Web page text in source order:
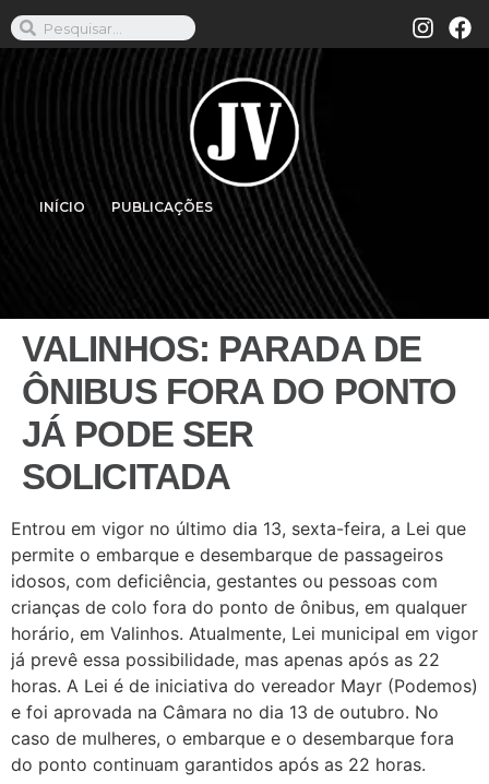
INÍCIO PUBLICAÇÕES
VALINHOS: PARADA DE
ÔNIBUS FORA DO PONTO
JÁ PODE SER
SOLICITADA
Entrou em vigor no último dia 13, sexta-feira, a Lei que
permite o embarque e desembarque de passageiros
idosos, com deficiência, gestantes ou pessoas com
crianças de colo fora do ponto de ônibus, em qualquer
horário, em Valinhos. Atualmente, Lei municipal em vigor
já prevê essa possibilidade, mas apenas após as 22
horas. A Lei é de iniciativa do vereador Mayr (Podemos)
e foi aprovada na Câmara no dia 13 de outubro. No
caso de mulheres, o embarque e o desembarque fora
do ponto continuam garantidos após as 22 horas.